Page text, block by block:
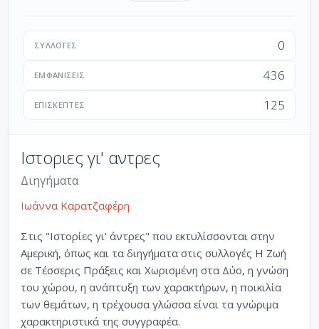
ΣΥΛΛΟΓΈΣ 0
ΕΜΦΑΝΊΣΕΙΣ 436
ΕΠΙΣΚΈΠΤΕΣ 125
Ιστοριες γι' αντρες
Διηγήματα
Ιωάννα Καρατζαφέρη
Στις "Ιστορίες γι' άντρες" που εκτυλίσσονται στην
Αμερική, όπως και τα διηγήματα στις συλλογές Η Ζωή
σε Τέσσερις Πράξεις και Χωρισμένη στα Δύο, η γνώση
του χώρου, η ανάπτυξη των χαρακτήρων, η ποικιλία
των θεμάτων, η τρέχουσα γλώσσα είναι τα γνώριμα
χαρακτηριστικά της συγγραφέα.